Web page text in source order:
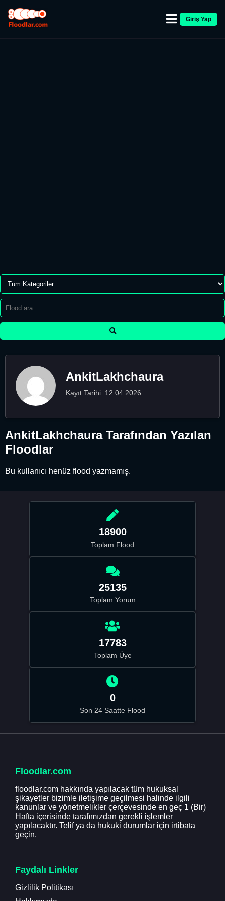
Giriş Yap
AnkitLakhchaura
Kayıt Tarihi: 12.04.2026
AnkitLakhchaura Tarafından Yazılan
Floodlar
Bu kullanıcı henüz flood yazmamış.
18900
Toplam Flood
25135
Toplam Yorum
17783
Toplam Üye
0
Son 24 Saatte Flood
Floodlar.com
floodlar.com hakkında yapılacak tüm hukuksal
şikayetler bizimle iletişime geçilmesi halinde ilgili
kanunlar ve yönetmelikler çerçevesinde en geç 1 (Bir)
Hafta içerisinde tarafımızdan gerekli işlemler
yapılacaktır. Telif ya da hukuki durumlar için irtibata
geçin.
Faydalı Linkler
Gizlilik Politikası